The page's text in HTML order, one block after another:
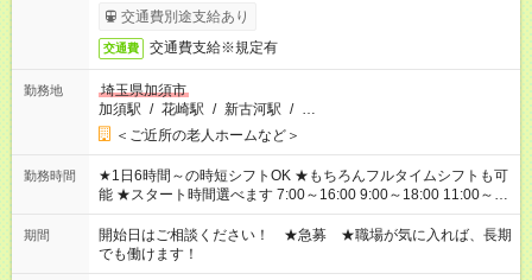
了次第のお支払いとなります。
交通費別途支給あり
交通費 交通費支給※規定有
勤務地
埼玉県加須市
加須駅 / 花崎駅 / 新古河駅 / …
＜ご近所の老人ホームなど＞
勤務時間
★1日6時間～の時短シフトOK ★もちろんフルタイムシフトも可
能 ★スタート時間選べます 7:00～16:00 9:00～18:00 11:00～
20:00 など 残業なし！ ※Wワークの場合、他のお仕事と合わせ
週40時間超の就業はご案内できません ※法令に基づき、週20時
間以上勤務は社会保険への加入対象となります ※労働者派遣法
（日雇い派遣の原則禁止）により、短時間・短期間の就業はご
期間
開始日はご相談ください！ ★急募 ★職場が気に入れば、長期
でも働けます！